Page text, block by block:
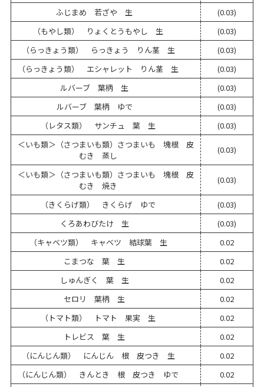
ふじまめ 若ざや 生
(0.03)
（もやし類） りょくとうもやし 生
(0.03)
（らっきょう類） らっきょう りん茎 生
(0.03)
（らっきょう類） エシャレット りん茎 生
(0.03)
ルバーブ 葉柄 生
(0.03)
ルバーブ 葉柄 ゆで
(0.03)
（レタス類） サンチュ 葉 生
(0.03)
＜いも類＞（さつまいも類）さつまいも 塊根 皮
むき 蒸し
(0.03)
＜いも類＞（さつまいも類）さつまいも 塊根 皮
むき 焼き
(0.03)
（きくらげ類） きくらげ ゆで
(0.03)
くろあわびたけ 生
(0.03)
（キャベツ類） キャベツ 結球葉 生
0.02
こまつな 葉 生
0.02
しゅんぎく 葉 生
0.02
セロリ 葉柄 生
0.02
（トマト類） トマト 果実 生
0.02
トレビス 葉 生
0.02
（にんじん類） にんじん 根 皮つき 生
0.02
（にんじん類） きんとき 根 皮つき ゆで
0.02